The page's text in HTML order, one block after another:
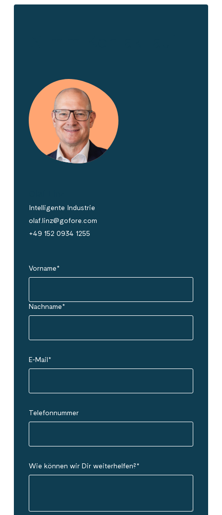
Intelligente Industrie
olaf.linz@gofore.com
+49 152 0934 1255
Vorname*
Nachname*
E-Mail*
Telefonnummer
Wie können wir Dir weiterhelfen?*